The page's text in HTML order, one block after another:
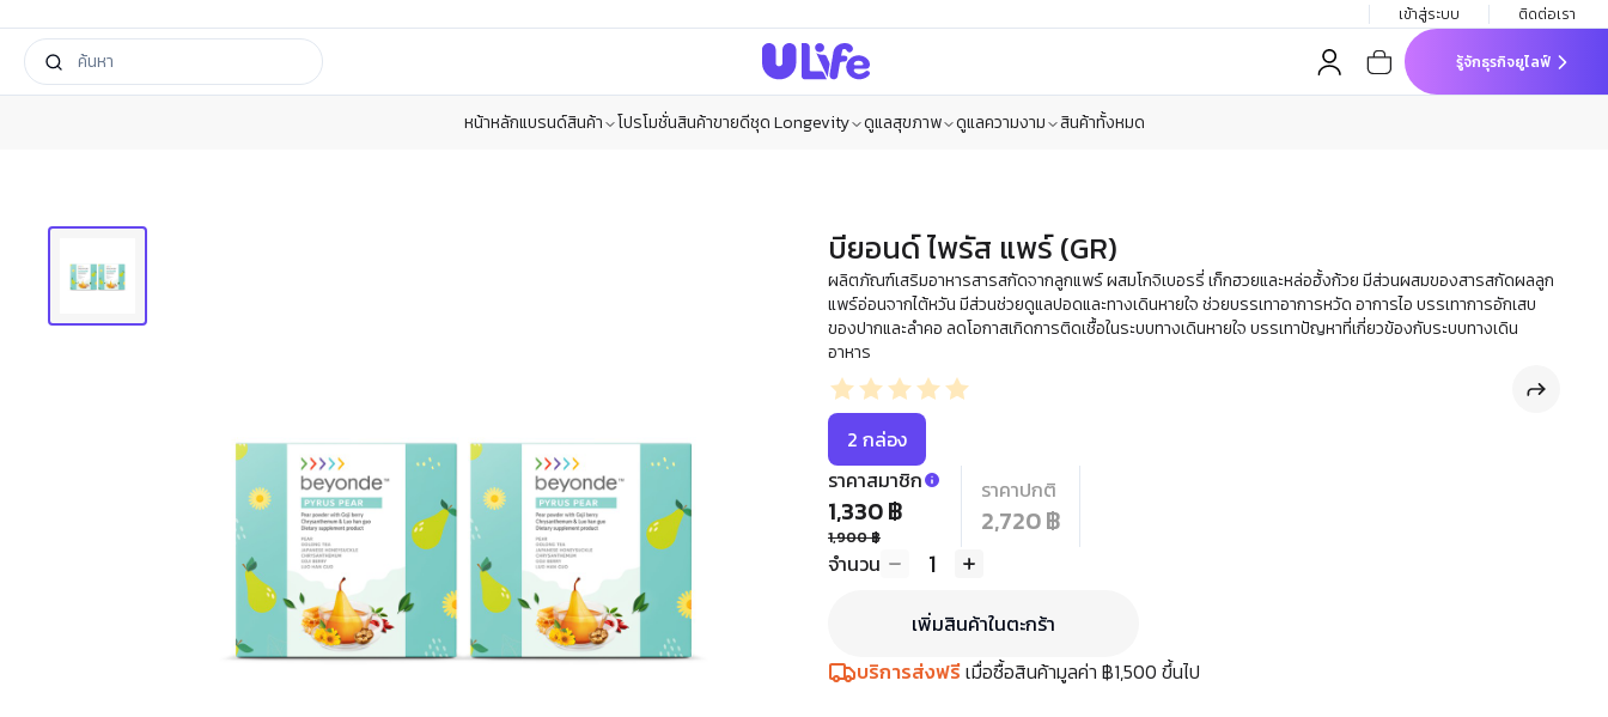
เข้าสู่ระบบ ติดต่อเรา
รู้จักธุรกิจยูไลฟ์
หน้าหลักแบรนด์สินค้า โปรโมชั่นสินค้าขายดีชุด Longevity ดูแลสุขภาพ ดูแลความงาม สินค้าทั้งหมด
บียอนด์ ไพรัส แพร์ (GR)
ผลิตภัณฑ์เสริมอาหารสารสกัดจากลูกแพร์ ผสมโกจิเบอรรี่ เก็กฮวยและหล่อฮั้งก้วย มีส่วนผสมของสารสกัดผลลูก
แพร์อ่อนจากไต้หวัน มีส่วนช่วยดูแลปอดและทางเดินหายใจ ช่วยบรรเทาอาการหวัด อาการไอ บรรเทาการอักเสบ
ของปากและลำคอ ลดโอกาสเกิดการติดเชื้อในระบบทางเดินหายใจ บรรเทาปัญหาที่เกี่ยวข้องกับระบบทางเดิน
อาหาร
2 กล่อง
ราคาสมาชิก
1,330 ฿
1,900 ฿
ราคาปกติ
2,720 ฿
จำนวน 1
เพิ่มสินค้าในตะกร้า
บริการส่งฟรีเมื่อซื้อสินค้ามูลค่า ฿1,500 ขึ้นไป